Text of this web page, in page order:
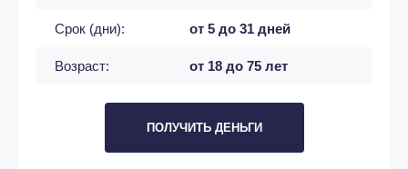
Срок (дни): от 5 до 31 дней
Возраст: от 18 до 75 лет
ПОЛУЧИТЬ ДЕНЬГИ